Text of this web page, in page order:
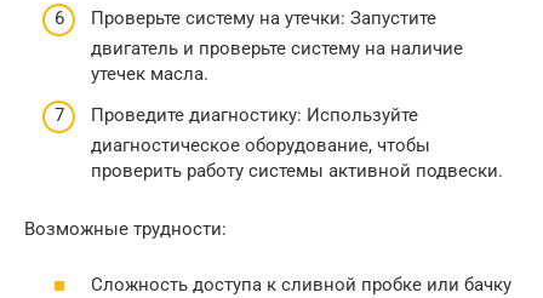
Проверьте систему на утечки: Запустите
двигатель и проверьте систему на наличие
утечек масла.
Проведите диагностику: Используйте
диагностическое оборудование, чтобы
проверить работу системы активной подвески.
Возможные трудности:
Сложность доступа к сливной пробке или бачку